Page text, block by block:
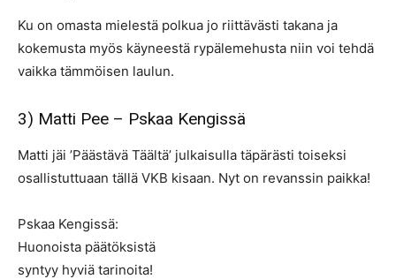
Ku on omasta mielestä polkua jo riittävästi takana ja
kokemusta myös käyneestä rypälemehusta niin voi tehdä
vaikka tämmöisen laulun.
3) Matti Pee – Pskaa Kengissä
Matti jäi ’Päästävä Täältä’ julkaisulla täpärästi toiseksi
osallistuttuaan tällä VKB kisaan. Nyt on revanssin paikka!
Pskaa Kengissä:
Huonoista päätöksistä
syntyy hyviä tarinoita!